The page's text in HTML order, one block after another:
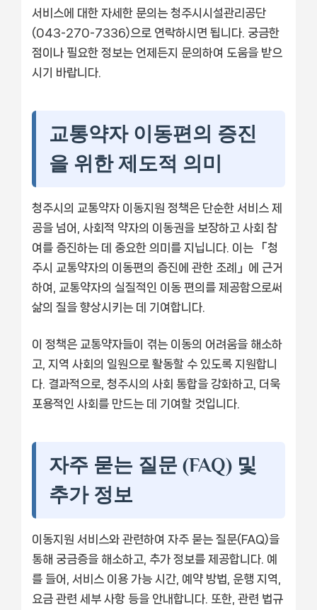
서비스에 대한 자세한 문의는 청주시시설관리공단
(043-270-7336)으로 연락하시면 됩니다. 궁금한
점이나 필요한 정보는 언제든지 문의하여 도움을 받으
시기 바랍니다.
교통약자 이동편의 증진
을 위한 제도적 의미
청주시의 교통약자 이동지원 정책은 단순한 서비스 제
공을 넘어, 사회적 약자의 이동권을 보장하고 사회 참
여를 증진하는 데 중요한 의미를 지닙니다. 이는 「청
주시 교통약자의 이동편의 증진에 관한 조례」에 근거
하여, 교통약자의 실질적인 이동 편의를 제공함으로써
삶의 질을 향상시키는 데 기여합니다.
이 정책은 교통약자들이 겪는 이동의 어려움을 해소하
고, 지역 사회의 일원으로 활동할 수 있도록 지원합니
다. 결과적으로, 청주시의 사회 통합을 강화하고, 더욱
포용적인 사회를 만드는 데 기여할 것입니다.
자주 묻는 질문 (FAQ) 및
추가 정보
이동지원 서비스와 관련하여 자주 묻는 질문(FAQ)을
통해 궁금증을 해소하고, 추가 정보를 제공합니다. 예
를 들어, 서비스 이용 가능 시간, 예약 방법, 운행 지역,
요금 관련 세부 사항 등을 안내합니다. 또한, 관련 법규